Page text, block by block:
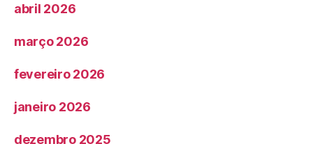
abril 2026
março 2026
fevereiro 2026
janeiro 2026
dezembro 2025